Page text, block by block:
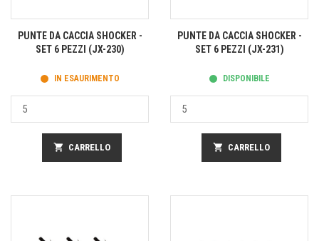
PUNTE DA CACCIA SHOCKER -
SET 6 PEZZI (JX-230)
IN ESAURIMENTO
shopping_cart CARRELLO
PUNTE DA CACCIA SHOCKER -
SET 6 PEZZI (JX-231)
DISPONIBILE
shopping_cart CARRELLO